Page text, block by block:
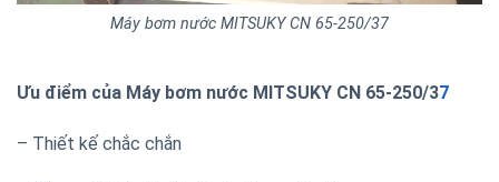
Máy bơm nước MITSUKY CN 65-250/37
Ưu điểm của Máy bơm nước MITSUKY CN 65-250/37
– Thiết kế chắc chắn